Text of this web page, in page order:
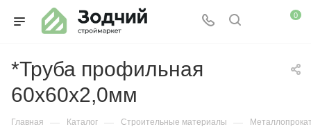
0
*Труба профильная
60х60х2,0мм
Главная — Каталог — Строительные материалы —